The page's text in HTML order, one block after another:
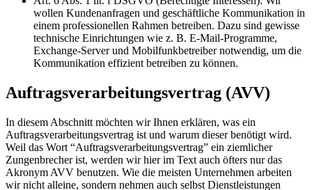
wollen Kundenanfragen und geschäftliche Kommunikation in
einem professionellen Rahmen betreiben. Dazu sind gewisse
technische Einrichtungen wie z. B. E-Mail-Programme,
Exchange-Server und Mobilfunkbetreiber notwendig, um die
Kommunikation effizient betreiben zu können.
Auftragsverarbeitungsvertrag (AVV)
In diesem Abschnitt möchten wir Ihnen erklären, was ein
Auftragsverarbeitungsvertrag ist und warum dieser benötigt wird.
Weil das Wort “Auftragsverarbeitungsvertrag” ein ziemlicher
Zungenbrecher ist, werden wir hier im Text auch öfters nur das
Akronym AVV benutzen. Wie die meisten Unternehmen arbeiten
wir nicht alleine, sondern nehmen auch selbst Dienstleistungen